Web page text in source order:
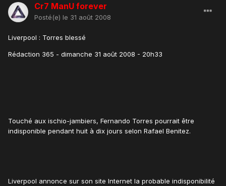
Cr7 ManU forever
Posté(e) le 31 août 2008
Liverpool : Torres blessé
Rédaction 365 - dimanche 31 août 2008 - 20h33
Touché aux ischio-jambiers, Fernando Torres pourrait être
indisponible pendant huit à dix jours selon Rafael Benitez.
Liverpool annonce sur son site Internet la probable indisponibilité